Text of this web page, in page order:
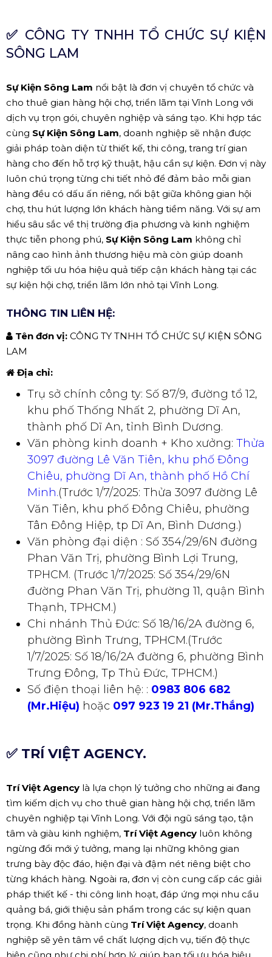
✅ CÔNG TY TNHH TỔ CHỨC SỰ KIỆN
SÔNG LAM
Sự Kiện Sông Lam nổi bật là đơn vị chuyên tổ chức và
cho thuê gian hàng hội chợ, triển lãm tại Vĩnh Long với
dịch vụ trọn gói, chuyên nghiệp và sáng tạo. Khi hợp tác
cùng Sự Kiện Sông Lam, doanh nghiệp sẽ nhận được
giải pháp toàn diện từ thiết kế, thi công, trang trí gian
hàng cho đến hỗ trợ kỹ thuật, hậu cần sự kiện. Đơn vị này
luôn chú trọng từng chi tiết nhỏ để đảm bảo mỗi gian
hàng đều có dấu ấn riêng, nổi bật giữa không gian hội
chợ, thu hút lượng lớn khách hàng tiềm năng. Với sự am
hiểu sâu sắc về thị trường địa phương và kinh nghiệm
thực tiễn phong phú, Sự Kiện Sông Lam không chỉ
nâng cao hình ảnh thương hiệu mà còn giúp doanh
nghiệp tối ưu hóa hiệu quả tiếp cận khách hàng tại các
sự kiện hội chợ, triển lãm lớn nhỏ tại Vĩnh Long.
THÔNG TIN LIÊN HỆ:
Tên đơn vị: CÔNG TY TNHH TỔ CHỨC SỰ KIỆN SÔNG
LAM
Địa chỉ:
Trụ sở chính công ty: Số 87/9, đường tổ 12,
khu phố Thống Nhất 2, phường Dĩ An,
thành phố Dĩ An, tỉnh Bình Dương.
Văn phòng kinh doanh + Kho xưởng: Thửa
3097 đường Lê Văn Tiên, khu phố Đông
Chiêu, phường Dĩ An, thành phố Hồ Chí
Minh.(Trước 1/7/2025: Thửa 3097 đường Lê
Văn Tiên, khu phố Đông Chiêu, phường
Tân Đông Hiệp, tp Dĩ An, Bình Dương.)
Văn phòng đại diện : Số 354/29/6N đường
Phan Văn Trị, phường Bình Lợi Trung,
TPHCM. (Trước 1/7/2025: Số 354/29/6N
đường Phan Văn Trị, phường 11, quận Bình
Thạnh, TPHCM.)
Chi nhánh Thủ Đức: Số 18/16/2A đường 6,
phường Bình Trưng, TPHCM.(Trước
1/7/2025: Số 18/16/2A đường 6, phường Bình
Trưng Đông, Tp Thủ Đức, TPHCM.)
Số điện thoại liên hệ: : 0983 806 682
(Mr.Hiệu) hoặc 097 923 19 21 (Mr.Thắng)
✅ TRÍ VIỆT AGENCY.
Trí Việt Agency là lựa chọn lý tưởng cho những ai đang
tìm kiếm dịch vụ cho thuê gian hàng hội chợ, triển lãm
chuyên nghiệp tại Vĩnh Long. Với đội ngũ sáng tạo, tận
tâm và giàu kinh nghiệm, Trí Việt Agency luôn không
ngừng đổi mới ý tưởng, mang lại những không gian
trưng bày độc đáo, hiện đại và đậm nét riêng biệt cho
từng khách hàng. Ngoài ra, đơn vị còn cung cấp các giải
pháp thiết kế - thi công linh hoạt, đáp ứng mọi nhu cầu
quảng bá, giới thiệu sản phẩm trong các sự kiện quan
trọng. Khi đồng hành cùng Trí Việt Agency, doanh
nghiệp sẽ yên tâm về chất lượng dịch vụ, tiến độ thực